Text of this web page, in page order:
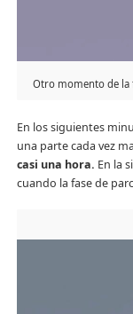
Otro momento de la
En los siguientes
una parte cada vez
casi una hora. En la
cuando la fase de